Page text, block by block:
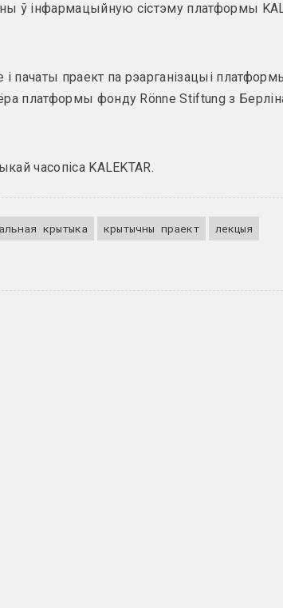
ў інфармацыйную сістэму платформы
пачаты праект па рэарганізацыі
платформы фонду Rönne Stiftung з
часопіса KALEKTAR.
крытыка крытычны праект
лекцыя